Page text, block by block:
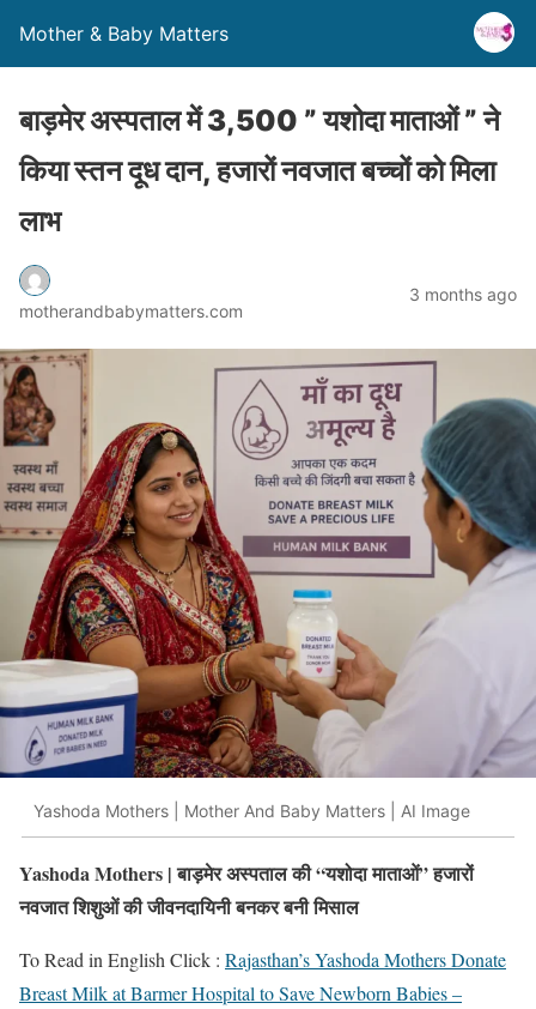
Mother & Baby Matters
बाड़मेर अस्पताल में 3,500 ” यशोदा माताओं ” ने
किया स्तन दूध दान, हजारों नवजात बच्चों को मिला
लाभ
motherandbabymatters.com
3 months ago
Yashoda Mothers | Mother And Baby Matters | AI Image
Yashoda Mothers |बाड़मेर अस्पताल की “यशोदा माताओं” हजारों
नवजात शिशुओं की जीवनदायिनी बनकर बनी मिसाल
To Read in English Click : Rajasthan’s Yashoda Mothers Donate
Breast Milk at Barmer Hospital to Save Newborn Babies –